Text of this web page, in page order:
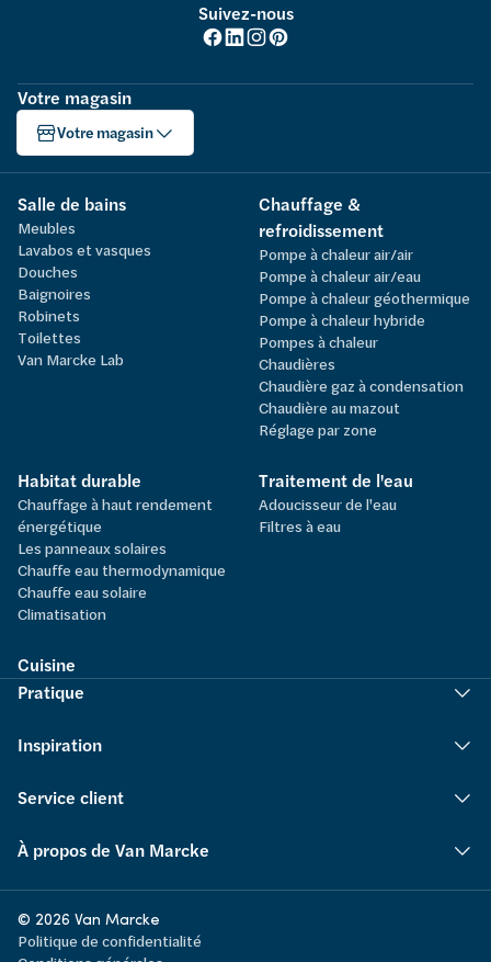
Suivez-nous
Votre magasin
Votre magasin
Salle de bains
Meubles
Lavabos et vasques
Douches
Baignoires
Robinets
Toilettes
Van Marcke Lab
Chauffage &
refroidissement
Pompe à chaleur air/air
Pompe à chaleur air/eau
Pompe à chaleur géothermique
Pompe à chaleur hybride
Pompes à chaleur
Chaudières
Chaudière gaz à condensation
Chaudière au mazout
Réglage par zone
Habitat durable
Chauffage à haut rendement
énergétique
Les panneaux solaires
Chauffe eau thermodynamique
Chauffe eau solaire
Climatisation
Traitement de l'eau
Adoucisseur de l'eau
Filtres à eau
Cuisine
Pratique
Inspiration
Service client
À propos de Van Marcke
© 2026 Van Marcke
Politique de confidentialité